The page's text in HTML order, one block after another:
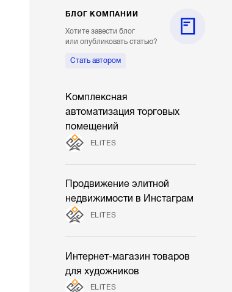
БЛОГ КОМПАНИИ
Хотите завести блог
или опубликовать статью?
Стать автором
Комплексная
автоматизация торговых
помещений
ELiTES
Продвижение элитной
недвижимости в Инстаграм
ELiTES
Интернет-магазин товаров
для художников
ELiTES